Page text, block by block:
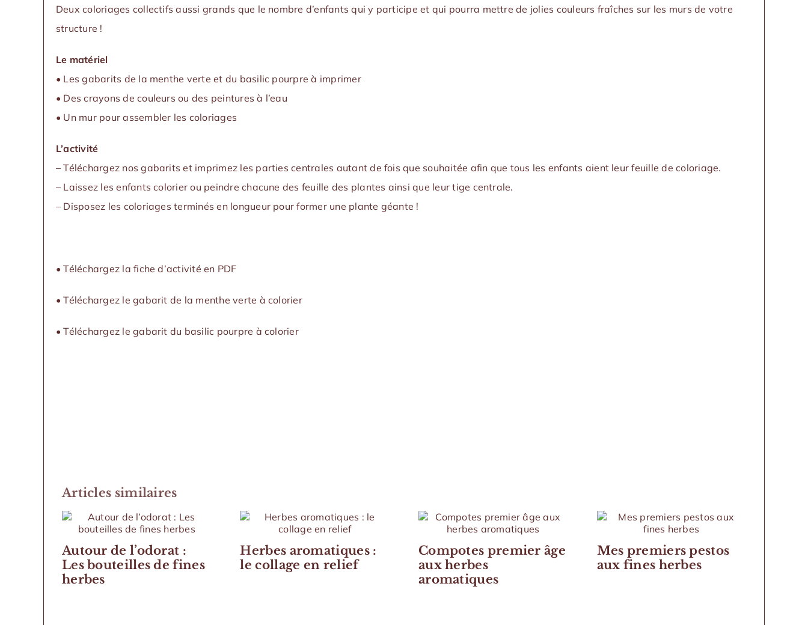
Deux coloriages collectifs aussi grands que le nombre d’enfants qui y participe et qui pourra mettre de jolies couleurs fraîches sur les murs de votre
structure !
Le matériel
• Les gabarits de la menthe verte et du basilic pourpre à imprimer
• Des crayons de couleurs ou des peintures à l’eau
• Un mur pour assembler les coloriages
L’activité
– Téléchargez nos gabarits et imprimez les parties centrales autant de fois que souhaitée afin que tous les enfants aient leur feuille de coloriage.
– Laissez les enfants colorier ou peindre chacune des feuille des plantes ainsi que leur tige centrale.
– Disposez les coloriages terminés en longueur pour former une plante géante !
•Téléchargez la fiche d’activité en PDF
• Téléchargez le gabarit de la menthe verte à colorier
•Téléchargez le gabarit du basilic pourpre à colorier
Articles similaires
Autour de l’odorat :
Les bouteilles de fines
herbes
Herbes aromatiques :
le collage en relief
Compotes premier âge
aux herbes
aromatiques
Mes premiers pestos
aux fines herbes